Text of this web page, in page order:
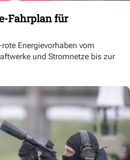
Fahrplan für
Energievorhaben vom
und Stromnetze bis zur